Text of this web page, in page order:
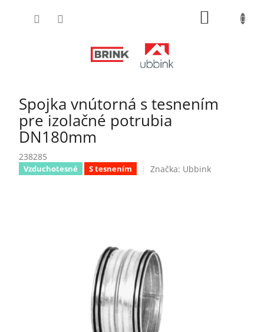
Spojka vnútorná s tesnením
pre izolačné potrubia
DN180mm
238285
Vzduchotesné S tesnením Značka: Ubbink